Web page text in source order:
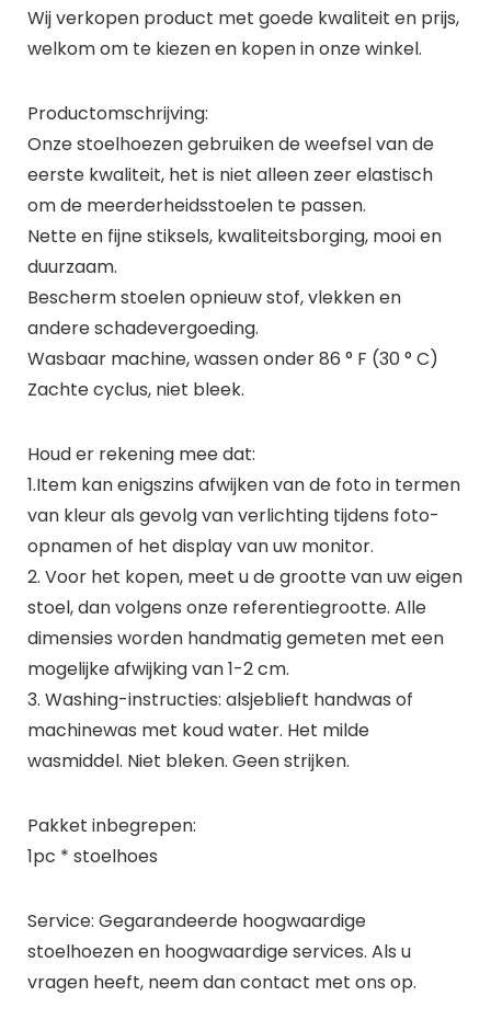
Wij verkopen product met goede kwaliteit en prijs,
welkom om te kiezen en kopen in onze winkel.
Productomschrijving:
Onze stoelhoezen gebruiken de weefsel van de
eerste kwaliteit, het is niet alleen zeer elastisch
om de meerderheidsstoelen te passen.
Nette en fijne stiksels, kwaliteitsborging, mooi en
duurzaam.
Bescherm stoelen opnieuw stof, vlekken en
andere schadevergoeding.
Wasbaar machine, wassen onder 86 ° F (30 ° C)
Zachte cyclus, niet bleek.
Houd er rekening mee dat:
1.Item kan enigszins afwijken van de foto in termen
van kleur als gevolg van verlichting tijdens foto-
opnamen of het display van uw monitor.
2. Voor het kopen, meet u de grootte van uw eigen
stoel, dan volgens onze referentiegrootte. Alle
dimensies worden handmatig gemeten met een
mogelijke afwijking van 1-2 cm.
3. Washing-instructies: alsjeblieft handwas of
machinewas met koud water. Het milde
wasmiddel. Niet bleken. Geen strijken.
Pakket inbegrepen:
1pc * stoelhoes
Service: Gegarandeerde hoogwaardige
stoelhoezen en hoogwaardige services. Als u
vragen heeft, neem dan contact met ons op.